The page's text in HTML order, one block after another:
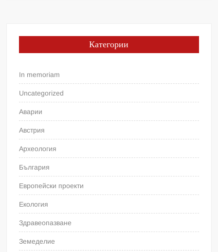
Категории
In memoriam
Uncategorized
Аварии
Австрия
Археология
България
Европейски проекти
Екология
Здравеопазване
Земеделие